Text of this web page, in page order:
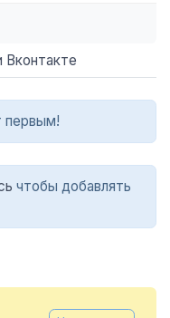
Вконтакте
первым!
чтобы добавлять